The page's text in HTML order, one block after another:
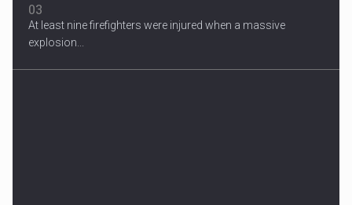
03
At least nine firefighters were injured when a massive
explosion...